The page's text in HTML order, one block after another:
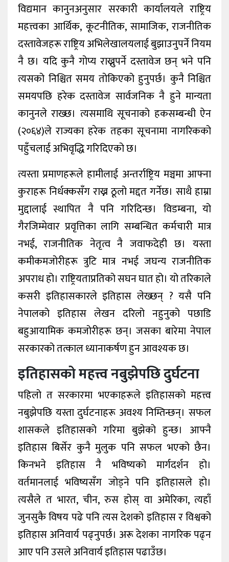
विद्यमान कानुनअनुसार सरकारी कार्यालयले राष्ट्रिय
महत्त्वका आर्थिक, कूटनीतिक, सामाजिक, राजनीतिक
दस्तावेजहरू राष्ट्रिय अभिलेखालयलाई बुझाउनुपर्ने नियम
नै छ। यदि कुनै गोप्य राख्नुपर्ने दस्तावेज छन् भने पनि
त्यसको निश्चित समय तोकिएको हुनुपर्छ। कुनै निश्चित
समयपछि हरेक दस्तावेज सार्वजनिक नै हुने मान्यता
कानुनले राख्छ। त्यसमाथि सूचनाको हकसम्बन्धी ऐन
(२०६४)ले राज्यका हरेक तहका सूचनामा नागरिकको
पहुँचलाई अभिवृद्धि गरिदिएको छ।
त्यस्ता प्रमाणहरूले हामीलाई अन्तर्राष्ट्रिय मञ्चमा आफ्ना
कुराहरू निर्धक्कसँग राख्न ठूलो मद्दत गर्नेछ। साथै हाम्रा
मुद्दालाई स्थापित नै पनि गरिदिन्छ। विडम्बना, यो
गैरजिम्मेवार प्रवृत्तिका लागि सम्बन्धित कर्मचारी मात्र
नभई, राजनीतिक नेतृत्व नै जवाफदेही छ। यस्ता
कमीकमजोरीहरू त्रुटि मात्र नभई जघन्य राजनीतिक
अपराध हो। राष्ट्रियताप्रतिको सघन घात हो। यो तरिकाले
कसरी इतिहासकारले इतिहास लेख्छन् ? यसै पनि
नेपालको इतिहास लेखन दरिलो नहुनुको पछाडि
बहुआयामिक कमजोरीहरू छन्। जसका बारेमा नेपाल
सरकारको तत्काल ध्यानाकर्षण हुन आवश्यक छ।
इतिहासको महत्त्व नबुझेपछि दुर्घटना
पहिलो त सरकारमा भएकाहरूले इतिहासको महत्त्व
नबुझेपछि यस्ता दुर्घटनाहरू अवश्य निम्तिन्छन्। सफल
शासकले इतिहासको गरिमा बुझेको हुन्छ। आफ्नै
इतिहास बिर्सेर कुनै मुलुक पनि सफल भएको छैन।
किनभने इतिहास नै भविष्यको मार्गदर्शन हो।
वर्तमानलाई भविष्यसँग जोड्ने पनि इतिहासले हो।
त्यसैले त भारत, चीन, रुस होस् वा अमेरिका, त्यहाँ
जुनसुकै विषय पढे पनि त्यस देशको इतिहास र विश्वको
इतिहास अनिवार्य पढ्नुपर्छ। अरू देशका नागरिक पढ्न
आए पनि उसले अनिवार्य इतिहास पढाउँछ।